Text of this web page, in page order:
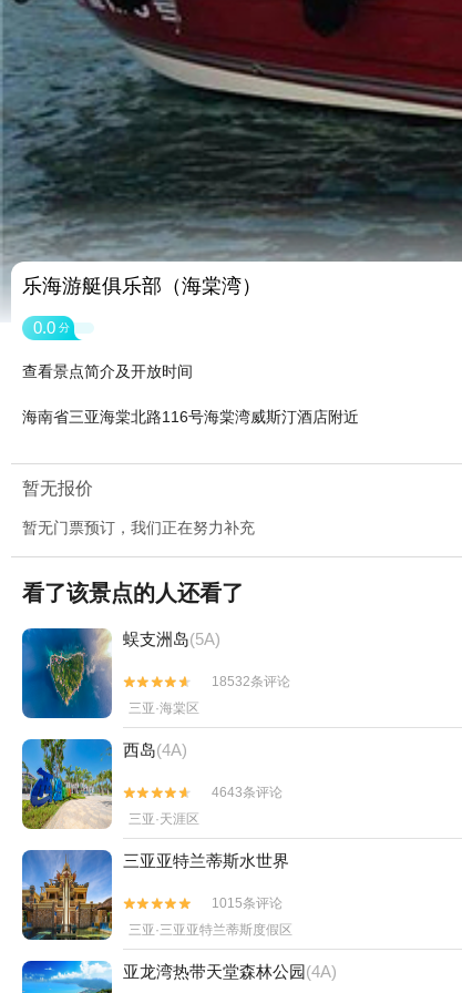
乐海游艇俱乐部（海棠湾）
0.0 分
查看景点简介及开放时间
海南省三亚海棠北路116号海棠湾威斯汀酒店附近
暂无报价
暂无门票预订，我们正在努力补充
看了该景点的人还看了
蜈支洲岛(5A)


18532条评论
三亚·海棠区
西岛(4A)


4643条评论
三亚·天涯区
三亚亚特兰蒂斯水世界


1015条评论
三亚·三亚亚特兰蒂斯度假区
亚龙湾热带天堂森林公园(4A)